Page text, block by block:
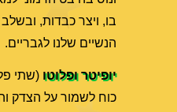
בו, ויצר כבדות,
הנשיים שלנו לגבריים.
יופיטר ופלוטו (שתי
כוח לשמור על הצדק